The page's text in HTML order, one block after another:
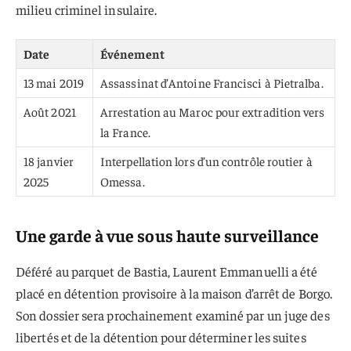
milieu criminel insulaire.
Date
Événement
13 mai 2019
Assassinat d’Antoine Francisci à Pietralba.
Août 2021
Arrestation au Maroc pour extradition vers
la France.
18 janvier
2025
Interpellation lors d’un contrôle routier à
Omessa.
Une garde à vue sous haute surveillance
Déféré au parquet de Bastia, Laurent Emmanuelli a été
placé en détention provisoire à la maison d’arrêt de Borgo.
Son dossier sera prochainement examiné par un juge des
libertés et de la détention pour déterminer les suites